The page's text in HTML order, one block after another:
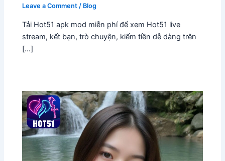
Leave a Comment / Blog
Tải Hot51 apk mod miễn phí để xem Hot51 live
stream, kết bạn, trò chuyện, kiếm tiền dễ dàng trên
[…]